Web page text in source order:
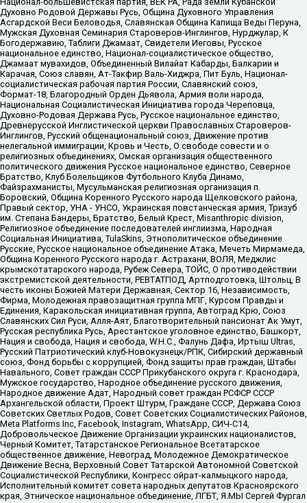
Духовно Родовой Державы Русь, Община Духовного Управления
Асгардской Веси Беловодья, Славянская Община Капища Веды Перуна,
Мужская Духовная Семинария Староверов-Инглингов, Нурджулар, К
Богодержавию, Таблиги Джамаат, Свидетели Иеговы, Русское
национальное единство, Национал-социалистическое общество,
Джамаат мувахидов, Объединенный Вилайат Кабарды, Балкарии и
Карачая, Союз славян, Ат-Такфир Валь-Хиджра, Пит Буль, Национал-
социалистическая рабочая партия России, Славянский союз,
Формат-18, Благородный Орден Дьявола, Армия воли народа,
Национальная Социалистическая Инициатива города Череповца,
Духовно-Родовая Держава Русь, Русское национальное единство,
Древнерусской Инглистической церкви Православных Староверов-
Инглингов, Русский общенациональный союз, Движение против
нелегальной иммиграции, Кровь и Честь, О свободе совести и о
религиозных объединениях, Омская организация общественного
политического движения Русское национальное единство, Северное
Братство, Клуб Болельщиков Футбольного Клуба Динамо,
Файзрахманисты, Мусульманская религиозная организация п.
Боровский, Община Коренного Русского народа Щелковского района,
Правый сектор, УНА - УНСО, Украинская повстанческая армия, Тризуб
им. Степана Бандеры, Братство, Белый Крест, Misanthropic division,
Религиозное объединение последователей инглиизма, Народная
Социальная Инициатива, TulaSkins, Этнополитическое объединение
Русские, Русское национальное объединение Атака, Мечеть Мирмамеда,
Община Коренного Русского народа г. Астрахани, ВОЛЯ, Меджлис
крымскотатарского народа, Рубеж Севера, ТОЙС, О противодействии
экстремистской деятельности, РЕВТАТПОД, Артподготовка, Штольц, В
честь иконы Божией Матери Державная, Сектор 16, Независимость,
Фирма, Молодежная правозащитная группа МПГ, Курсом Правды и
Единения, Каракольская инициативная группа, Автоград Крю, Союз
Славянских Сил Руси, Алля-Аят, Благотворительный пансионат Ак Умут,
Русская республика Русь, Арестантское уголовное единство, Башкорт,
Нация и свобода, Нация и свобода, W.H.С., Фалунь Дафа, Иртыш Ultras,
Русский Патриотический клуб-Новокузнецк/РПК, Сибирский державный
союз, Фонд борьбы с коррупцией, Фонд защиты прав граждан, Штабы
Навального, Совет граждан СССР Прикубанского округа г. Краснодара,
Мужское государство, Народное объединение русского движения,
Народное движение Адат, Народный совет граждан РСФСР СССР
Архангельской области, Проект Штурм, Граждане СССР, Держава Союз
Советских Светлых Родов, Совет Советских Социалистических Районов,
Meta Platforms Inc, Facebook, Instagram, WhatsApp, СИЧ-С14,
Добровольческое Движение Организации украинских националистов,
Черный Комитет, Татарстанское Региональное Всетатарское
общественное движение, Невоград, Молодежное Демократическое
Движение Весна, Верховный Совет Татарской Автономной Советской
Социалистической Республики, Конгресс ойрат-калмыцкого народа,
Исполнительный комитет совета народных депутатов Красноярского
края, Этническое национальное объединение, ЛГБТ, Я.МЫ Сергей Фургал